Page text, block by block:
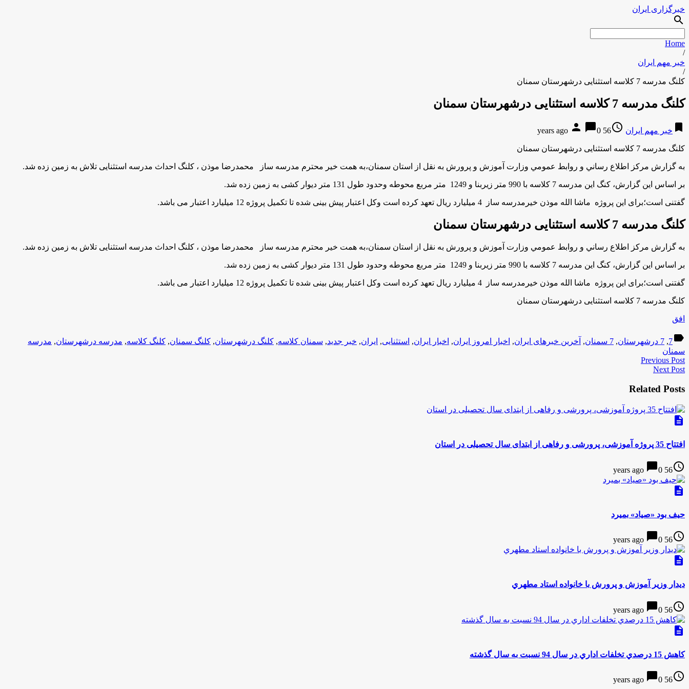
خبرگزاری ایران
search
Home
/
خبر مهم ایران
/
کلنگ مدرسه 7 کلاسه استثنایی درشهرستان سمنان
کلنگ مدرسه 7 کلاسه استثنایی درشهرستان سمنان
bookmark خبر مهم ایران access_time
56 years ago
person chat_bubble0
کلنگ مدرسه 7 کلاسه استثنایی درشهرستان سمنان
به گزارش مركز اطلاع رساني و روابط عمومي وزارت آموزش و پرورش به نقل از استان سمنان،به همت خیر محترم مدرسه ساز محمدرضا موذن ، کلنگ احداث مدرسه استثنایی تلاش به زمین زده شد.
بر اساس اين گزارش، کنگ این مدرسه 7 کلاسه با 990 متر زیربنا و 1249 متر مربع محوطه وحدود طول 131 متر دیوار کشی به زمین زده شد.
گفتنی است؛برای این پروژه ماشا الله موذن خیرمدرسه ساز 4 میلیارد ریال تعهد کرده است وکل اعتبار پیش بینی شده تا تکمیل پروژه 12 میلیارد اعتبار می باشد.
کلنگ مدرسه 7 کلاسه استثنایی درشهرستان سمنان
به گزارش مركز اطلاع رساني و روابط عمومي وزارت آموزش و پرورش به نقل از استان سمنان،به همت خیر محترم مدرسه ساز محمدرضا موذن ، کلنگ احداث مدرسه استثنایی تلاش به زمین زده شد.
بر اساس اين گزارش، کنگ این مدرسه 7 کلاسه با 990 متر زیربنا و 1249 متر مربع محوطه وحدود طول 131 متر دیوار کشی به زمین زده شد.
گفتنی است؛برای این پروژه ماشا الله موذن خیرمدرسه ساز 4 میلیارد ریال تعهد کرده است وکل اعتبار پیش بینی شده تا تکمیل پروژه 12 میلیارد اعتبار می باشد.
کلنگ مدرسه 7 کلاسه استثنایی درشهرستان سمنان
افق
label
7
, 7 درشهرستان , 7 سمنان , آخرین خبرهای ایران, اخبار امروز ایران, اخبار ایران, استثنایی, ایران, خبر جدید, سمنان کلاسه, کلنگ درشهرستان, کلنگ سمنان, کلنگ کلاسه, مدرسه درشهرستان, مدرسه
سمنان
Previous Post
Next Post
Related Posts
description
افتتاح 35 پروژه آموزشی، پرورشی و رفاهی از ابتدای سال تحصیلی در استان
access_time
56 years ago
chat_bubble0
description
حیف بود «صیاد» بمیرد
access_time
56 years ago
chat_bubble0
description
ديدار وزير آموزش و پرورش با خانواده استاد مطهري
access_time
56 years ago
chat_bubble0
description
كاهش 15 درصدي تخلفات اداري در سال 94 نسبت به سال گذشته
access_time
56 years ago
chat_bubble0